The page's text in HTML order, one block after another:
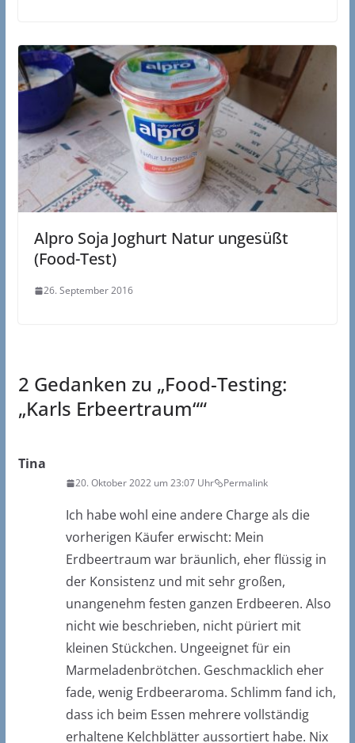
Alpro Soja Joghurt Natur ungesüßt
(Food-Test)
26. September 2016
2 Gedanken zu „Food-Testing:
„Karls Erbeertraum““
Tina
20. Oktober 2022 um 23:07 Uhr Permalink
Ich habe wohl eine andere Charge als die
vorherigen Käufer erwischt: Mein
Erdbeertraum war bräunlich, eher flüssig in
der Konsistenz und mit sehr großen,
unangenehm festen ganzen Erdbeeren. Also
nicht wie beschrieben, nicht püriert mit
kleinen Stückchen. Ungeeignet für ein
Marmeladenbrötchen. Geschmacklich eher
fade, wenig Erdbeeraroma. Schlimm fand ich,
dass ich beim Essen mehrere vollständig
erhaltene Kelchblätter aussortiert habe. Nix